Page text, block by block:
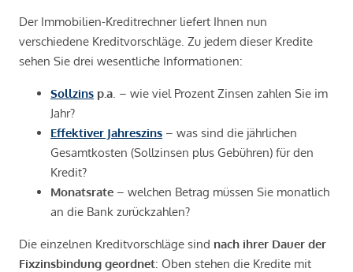
Der Immobilien-Kreditrechner liefert Ihnen nun
verschiedene Kreditvorschläge. Zu jedem dieser Kredite
sehen Sie drei wesentliche Informationen:
Sollzins p.a . – wie viel Prozent Zinsen zahlen Sie im
Jahr?
Effektiver Jahreszins – was sind die jährlichen
Gesamtkosten (Sollzinsen plus Gebühren) für den
Kredit?
Monatsrate – welchen Betrag müssen Sie monatlich
an die Bank zurückzahlen?
Die einzelnen Kreditvorschläge sind nach ihrer Dauer der
Fixzinsbindung geordnet: Oben stehen die Kredite mit